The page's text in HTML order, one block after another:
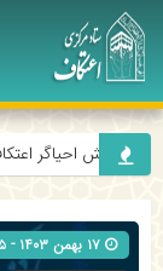
از نقش احیاگر